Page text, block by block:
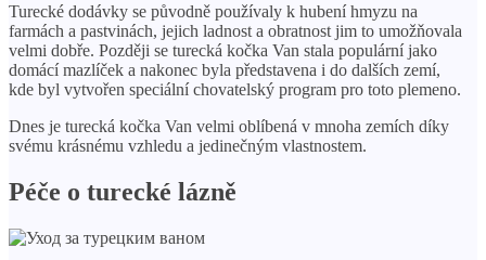
Turecké dodávky se původně používaly k hubení hmyzu na
farmách a pastvinách, jejich ladnost a obratnost jim to umožňovala
velmi dobře. Později se turecká kočka Van stala populární jako
domácí mazlíček a nakonec byla představena i do dalších zemí,
kde byl vytvořen speciální chovatelský program pro toto plemeno.
Dnes je turecká kočka Van velmi oblíbená v mnoha zemích díky
svému krásnému vzhledu a jedinečným vlastnostem.
Péče o turecké lázně